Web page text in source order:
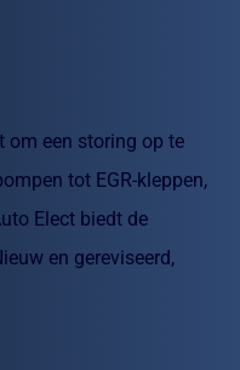
om een storing op te
tot EGR-kleppen,
Elect biedt de
en gereviseerd,